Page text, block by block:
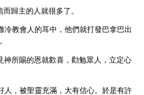
歸主的人就很多了。
冷教會人的耳中，他們就打發巴拿巴出
神所賜的恩就歡喜，勸勉眾人，立定心
人，被聖靈充滿，大有信心。於是有許